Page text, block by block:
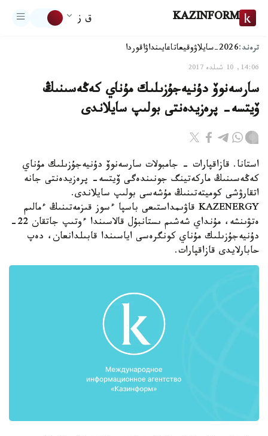
KAZINFORM ق ز
ترەند:2026-سايلاۋ وقيعاتاعايىنداۋاقوردا
14:06, 10 شىلدە 2017
سارسەنوۆ دۇنيەجۇزىلىك مۇناي كەڭەسىنىڭ
ۆيتسە- پرەزيدەنتى بولىپ سايلاندى
استانا. قازاقپارات - جامبولات سارسەنوۆ دۇنيەجۇزىلىك مۇناي
كەڭەسىنىڭ ماركەتينگ جونىندەگى ۆيتسە- پرەزيدەنتى جانە
اتقارۋشى كوميتەتىنىڭ مۇشەسى بولىپ سايلاندى.
KAZENERGY قاۋىمداستىعى باسپا ءسوز قىزمەتىنىڭ ءمالىم
ەتۋىنشە، مۇنداي شەشىم ىستانبۇل قالاسىندا ءوتىپ جاتقان 22-
دۇنيەجۇزىلىك مۇناي كونگرەسى اياسىندا قابىلدانعان، دەپ
حابارلايدى قازاقپارات.